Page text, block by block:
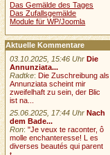
Das Gemälde des Tages
Das Zufallsgemälde
Module für WP/Joomla
Aktuelle Kommentare
03.10.2025, 15:46 Uhr Die
Annunziata...
Radtke: Die Zuschreibung als
Annunziata scheint mir
zweifelhaft zu sein, der Blic
ist na...
25.06.2025, 17:44 Uhr Nach
dem Bade...
Ron:"Je veux te raconter, ô
molle enchanteresse! L es
diverses beautés qui parent